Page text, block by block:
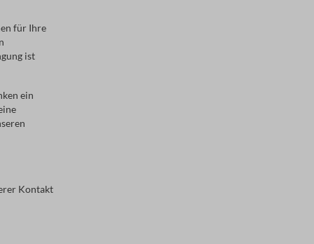
für Ihre
ist
ein
Kontakt